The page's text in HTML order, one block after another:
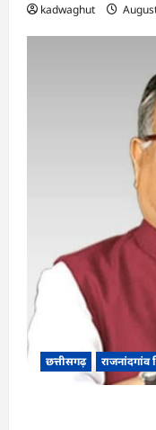
kadwaghut
छत्तीसगढ़ राजनांदगांव